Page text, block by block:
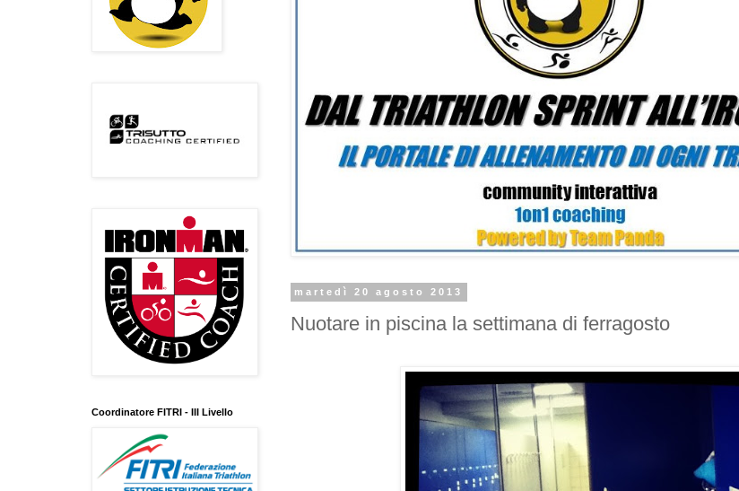
martedì 20 agosto 2013
Nuotare in piscina la settimana di ferragosto
Coordinatore FITRI - III Livello